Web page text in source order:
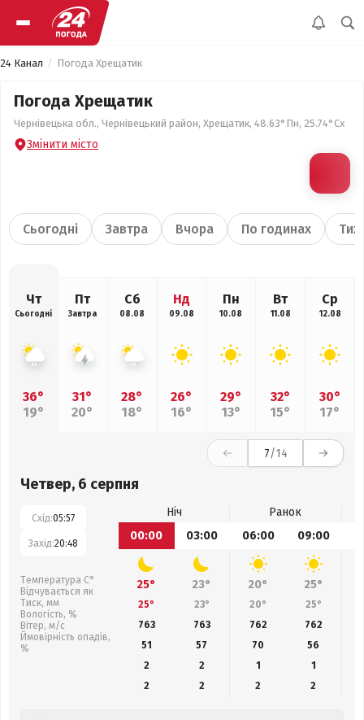
24 Канал Погода Хрещатик
Погода Хрещатик
Чернівецька обл., Чернівецький район, Хрещатик, 48.63°Пн, 25.74°Сх
Змінити місто
Сьогодні Завтра Вчора По годинах
Чт
Сьогодні
36°
19°
Пт
Завтра
31°
20°
Сб
08.08
28°
18°
Нд
09.08
26°
16°
Пн
10.08
29°
13°
Вт
11.08
32°
15°
Ср
12.08
30°
17°
7/14
Четвер, 6 серпня
Схід:05:57
Захід:20:48
Температура С°
Відчувається як
Тиск, мм
Вологість, %
Вітер, м/с
Ймовірність опадів,
%
Ніч
Ранок
00:00
03:00 06:00 09:00
25° 23° 20° 25°
25° 23° 20° 25°
763
763 762 762
51
57 70
56
2
2 1
1
2
2 2 2